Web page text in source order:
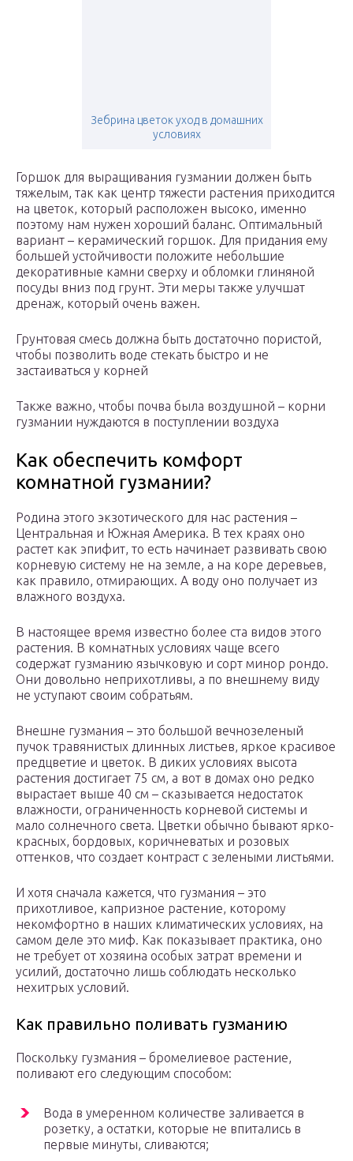
Зебрина цветок уход в домашних
условиях
Горшок для выращивания гузмании должен быть
тяжелым, так как центр тяжести растения приходится
на цветок, который расположен высоко, именно
поэтому нам нужен хороший баланс. Оптимальный
вариант – керамический горшок. Для придания ему
большей устойчивости положите небольшие
декоративные камни сверху и обломки глиняной
посуды вниз под грунт. Эти меры также улучшат
дренаж, который очень важен.
Грунтовая смесь должна быть достаточно пористой,
чтобы позволить воде стекать быстро и не
застаиваться у корней
Также важно, чтобы почва была воздушной – корни
гузмании нуждаются в поступлении воздуха
Как обеспечить комфорт
комнатной гузмании?
Родина этого экзотического для нас растения –
Центральная и Южная Америка. В тех краях оно
растет как эпифит, то есть начинает развивать свою
корневую систему не на земле, а на коре деревьев,
как правило, отмирающих. А воду оно получает из
влажного воздуха.
В настоящее время известно более ста видов этого
растения. В комнатных условиях чаще всего
содержат гузманию язычковую и сорт минор рондо.
Они довольно неприхотливы, а по внешнему виду
не уступают своим собратьям.
Внешне гузмания – это большой вечнозеленый
пучок травянистых длинных листьев, яркое красивое
предцветие и цветок. В диких условиях высота
растения достигает 75 см, а вот в домах оно редко
вырастает выше 40 см – сказывается недостаток
влажности, ограниченность корневой системы и
мало солнечного света. Цветки обычно бывают ярко-
красных, бордовых, коричневатых и розовых
оттенков, что создает контраст с зелеными листьями.
И хотя сначала кажется, что гузмания – это
прихотливое, капризное растение, которому
некомфортно в наших климатических условиях, на
самом деле это миф. Как показывает практика, оно
не требует от хозяина особых затрат времени и
усилий, достаточно лишь соблюдать несколько
нехитрых условий.
Как правильно поливать гузманию
Поскольку гузмания – бромелиевое растение,
поливают его следующим способом:
Вода в умеренном количестве заливается в
розетку, а остатки, которые не впитались в
первые минуты, сливаются;